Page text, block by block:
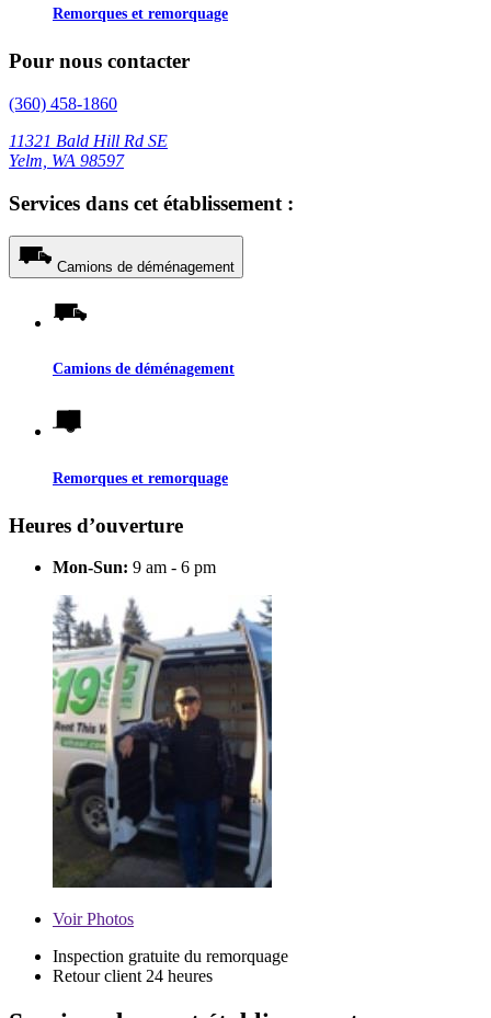
Remorques et remorquage
Pour nous contacter
(360) 458-1860
11321 Bald Hill Rd SE
Yelm, WA 98597
Services dans cet établissement :
Camions de déménagement
Camions de déménagement
Remorques et remorquage
Heures d’ouverture
Mon-Sun: 9 am - 6 pm
VoirPhotos
Inspection gratuite du remorquage
Retour client 24 heures